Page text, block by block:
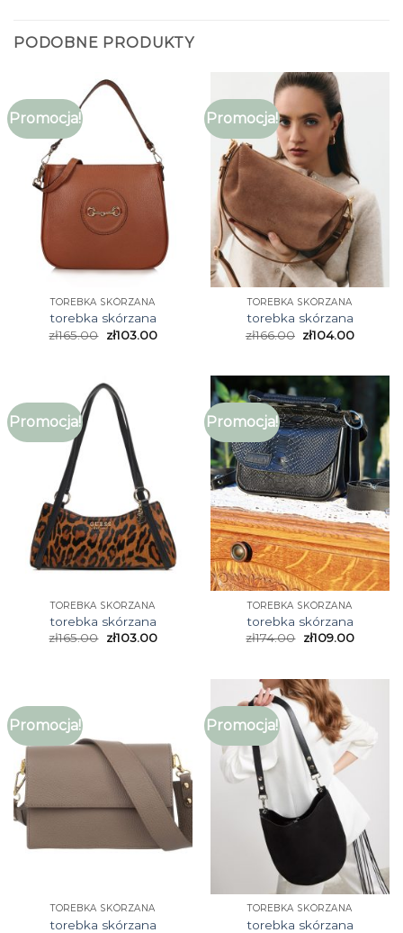
PODOBNE PRODUKTY
Promocja!
TOREBKA SKÓRZANA
torebka skórzana
zł165.00 zł103.00
Promocja!
TOREBKA SKÓRZANA
torebka skórzana
zł166.00 zł104.00
Promocja!
TOREBKA SKÓRZANA
torebka skórzana
zł165.00 zł103.00
Promocja!
TOREBKA SKÓRZANA
torebka skórzana
zł174.00 zł109.00
Promocja!
TOREBKA SKÓRZANA
torebka skórzana
Promocja!
TOREBKA SKÓRZANA
torebka skórzana